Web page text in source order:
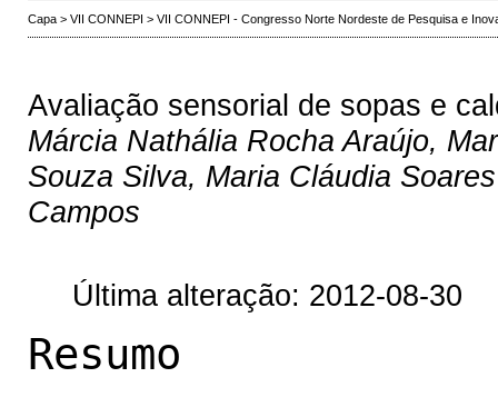
Capa> VII CONNEPI > VII CONNEPI - Congresso Norte Nordeste de Pesquisa e
Avaliação sensorial de sopas e
Márcia Nathália Rocha Araújo,
Souza Silva, Maria Cláudia
Campos
Última alteração: 2012-08-30
Resumo